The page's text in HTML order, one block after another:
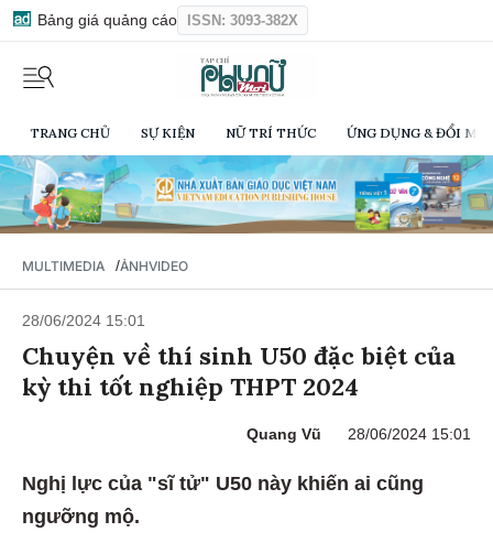
Bảng giá quảng cáo ISSN: 3093-382X
TRANG CHỦ SỰ KIỆN NỮ TRÍ THỨC ỨNG DỤNG & ĐỔI
MULTIMEDIA /ẢNHVIDEO
28/06/2024 15:01
Chuyện về thí sinh U50 đặc biệt của
kỳ thi tốt nghiệp THPT 2024
Quang Vũ 28/06/2024 15:01
Nghị lực của "sĩ tử" U50 này khiến ai cũng
ngưỡng mộ.